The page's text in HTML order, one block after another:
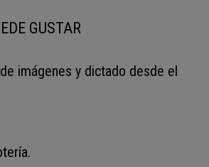
GUSTAR
imágenes y dictado desde el